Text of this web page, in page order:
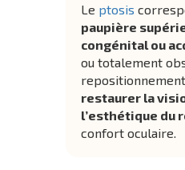
Le ptosis
paupière
congénital ou
ou totalement
restaurer la
l’esthétique du
confort oculaire.